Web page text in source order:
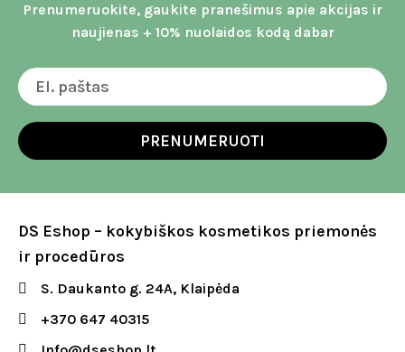
Prenumeruokite, gaukite pranešimus apie akcijas ir
naujienas + 10% nuolaidos kodą dabar
PRENUMERUOTI
DS Eshop – kokybiškos kosmetikos priemonės
ir procedūros
S. Daukanto g. 24A, Klaipėda
+370 647 40315